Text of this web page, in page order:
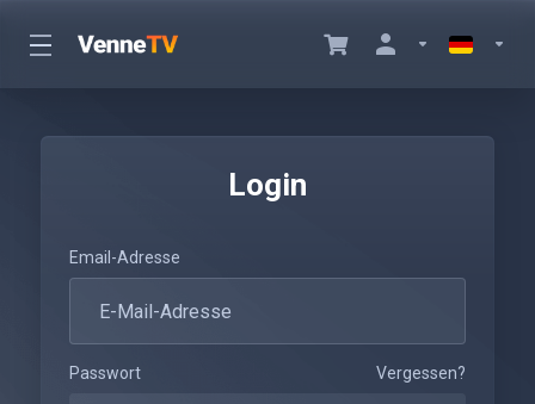
Login
Email-Adresse
Passwort Vergessen?